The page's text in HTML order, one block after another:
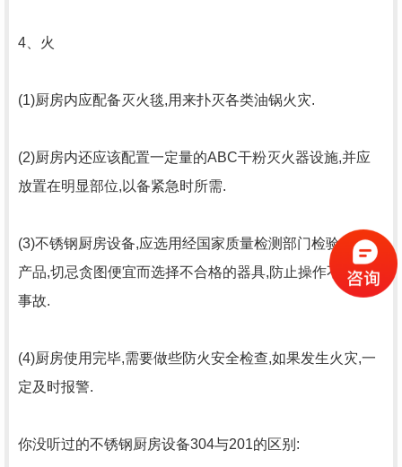
4、火
(1)厨房内应配备灭火毯,用来扑灭各类油锅火灾.
(2)厨房内还应该配置一定量的ABC干粉灭火器设施,并应
放置在明显部位,以备紧急时所需.
(3)不锈钢厨房设备,应选用经国家质量检测部门检验合格的
产品,切忌贪图便宜而选择不合格的器具,防止操作不当引发
事故.
(4)厨房使用完毕,需要做些防火安全检查,如果发生火灾,一
定及时报警.
你没听过的不锈钢厨房设备304与201的区别: